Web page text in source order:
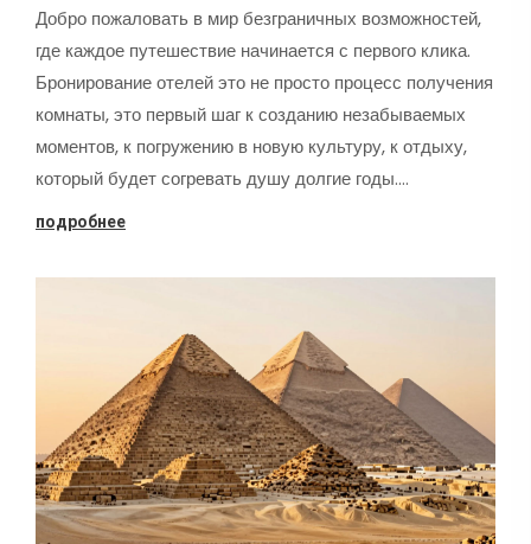
Добро пожаловать в мир безграничных возможностей,
где каждое путешествие начинается с первого клика.
Бронирование отелей это не просто процесс получения
комнаты, это первый шаг к созданию незабываемых
моментов, к погружению в новую культуру, к отдыху,
который будет согревать душу долгие годы.…
подробнее